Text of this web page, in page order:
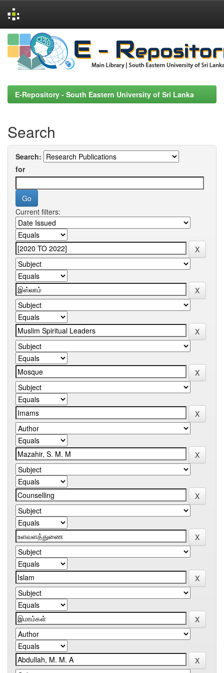
Skip
navigation
E-Repository - South Eastern University of Sri Lanka
Search
Search:
for
Current filters: